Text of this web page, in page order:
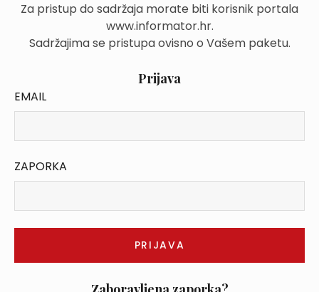
Za pristup do sadržaja morate biti korisnik portala
www.informator.hr.
Sadržajima se pristupa ovisno o Vašem paketu.
Prijava
EMAIL
ZAPORKA